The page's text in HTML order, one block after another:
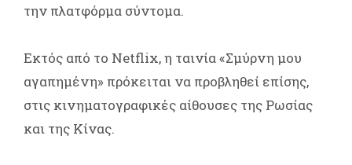
την πλατφόρμα σύντομα.
Εκτός από το Netflix, η ταινία «Σμύρνη μου
αγαπημένη» πρόκειται να προβληθεί επίσης,
στις κινηματογραφικές αίθουσες της Ρωσίας
και της Κίνας.